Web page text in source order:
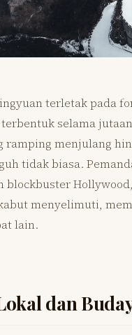
terletak pada
selama
ramping menjulang
tidak biasa.
blockbuster
menyelimuti,
lain.
dan